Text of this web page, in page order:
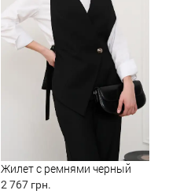
Жилет с ремнями черный
2 767 грн.